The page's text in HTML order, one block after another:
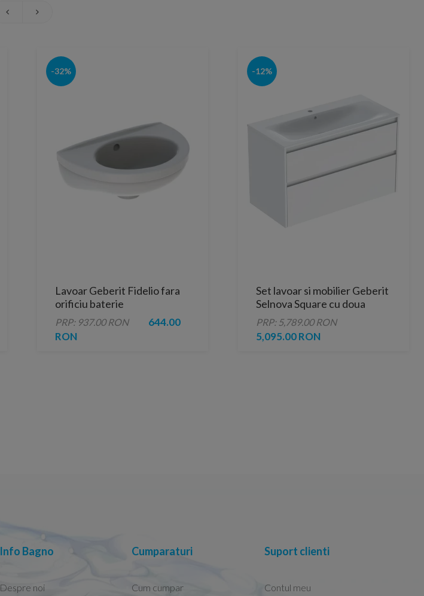
-32%
Lavoar Geberit Fidelio fara
orificiu baterie
PRP: 937.00 RON
644.00
RON
-12%
Set lavoar si mobilier Geberit
Selnova Square cu doua
sertare, 100x48x62 cm, alb
lucios
PRP: 5,789.00 RON
5,095.00 RON
Info Bagno
Despre noi
Cumparaturi
Cum cumpar
Suport clienti
Contul meu